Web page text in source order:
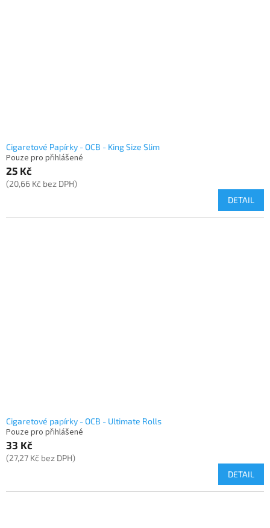
Cigaretové Papírky - OCB - King Size Slim
Pouze pro přihlášené
25 Kč
(20,66 Kč bez DPH)
DETAIL
Cigaretové papírky - OCB - Ultimate Rolls
Pouze pro přihlášené
33 Kč
(27,27 Kč bez DPH)
DETAIL